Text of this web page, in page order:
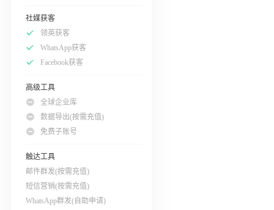
社媒获客
领英获客
WhatsApp获客
Facebook获客
高级工具
全球企业库
数据导出(按需充值)
免费子账号
触达工具
邮件群发(按需充值)
短信营销(按需充值)
WhatsApp群发(自助申请)